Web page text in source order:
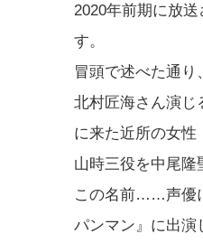
2020年前期に放
す。
冒頭で述べた通り
北村匠海さん演じ
に来た近所の女
山時三役を中尾隆
この名前……声優
パンマン』に出演